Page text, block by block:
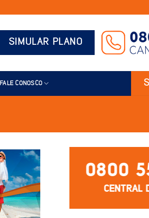
SIMULAR PLANO
FALE CONOSCO
0800
CENTRAL